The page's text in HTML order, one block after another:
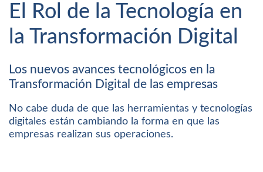
El Rol de la Tecnología en
la Transformación Digital
Los nuevos avances tecnológicos en la
Transformación Digital de las empresas
No cabe duda de que las herramientas y tecnologías
digitales están cambiando la forma en que las
empresas realizan sus operaciones.